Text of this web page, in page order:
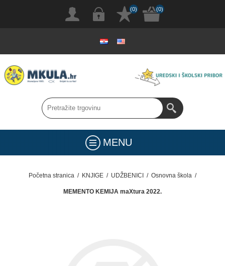
(0) (0)
MENU
Početna stranica / KNJIGE / UDŽBENICI / Osnovna škola /
MEMENTO KEMIJA maXtura 2022.